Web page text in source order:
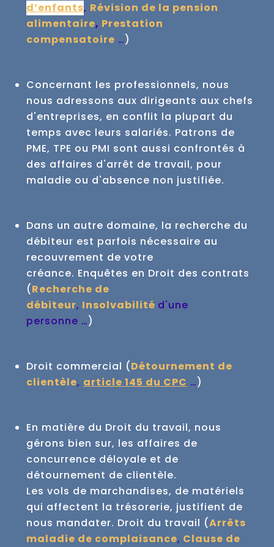
d’enfants, Révision de la pension
alimentaire, Prestation
compensatoire …)
Concernant les professionnels, nous
nous adressons aux dirigeants aux chefs
d'entreprises, en conflit la plupart du
temps avec leurs salariés. Patrons de
PME, TPE ou PMI sont aussi confrontés à
des affaires d'arrêt de travail, pour
maladie ou d'absence non justifiée.
Dans un autre domaine, la recherche du
débiteur est parfois nécessaire au
recouvrement de votre
créance. Enquêtes en Droit des contrats
(Recherche de
débiteur, Insolvabilité d'une
personne …)
Droit commercial (Détournement de
clientèle, article 145 du CPC …)
En matière du Droit du travail, nous
gérons bien sur, les affaires de
concurrence déloyale et de
détournement de clientèle.
Les vols de marchandises, de matériels
qui affectent la trésorerie, justifient de
nous mandater. Droit du travail (Arrêts
maladie de complaisance, Clause de